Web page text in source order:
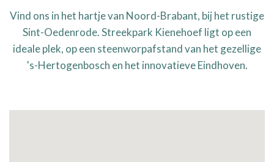
Vind ons in het hartje van Noord-Brabant, bij het rustige
Sint-Oedenrode. Streekpark Kienehoef ligt op een
ideale plek, op een steenworpafstand van het gezellige
's-Hertogenbosch en het innovatieve Eindhoven.